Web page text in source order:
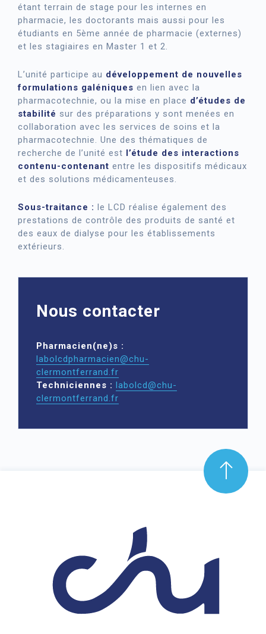
étant terrain de stage pour les internes en
pharmacie, les doctorants mais aussi pour les
étudiants en 5ème année de pharmacie (externes)
et les stagiaires en Master 1 et 2.
L’unité participe au développement de nouvelles
formulations galéniques en lien avec la
pharmacotechnie, ou la mise en place d’études de
stabilité sur des préparations y sont menées en
collaboration avec les services de soins et la
pharmacotechnie. Une des thématiques de
recherche de l’unité est l’étude des interactions
contenu-contenant entre les dispositifs médicaux
et des solutions médicamenteuses.
Sous-traitance : le LCD réalise également des
prestations de contrôle des produits de santé et
des eaux de dialyse pour les établissements
extérieurs.
Nous contacter
Pharmacien(ne)s :
labolcdpharmacien@chu-
clermontferrand.fr
Techniciennes : labolcd@chu-
clermontferrand.fr